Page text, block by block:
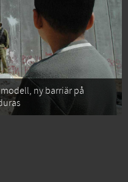
modell, ny barriär på